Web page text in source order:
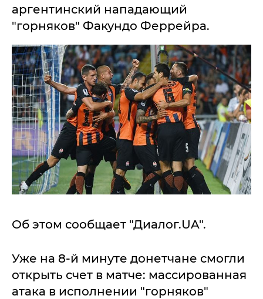
аргентинский нападающий
"горняков" Факундо Феррейра.
Об этом сообщает "Диалог.UA".
Уже на 8-й минуте донетчане смогли
открыть счет в матче: массированная
атака в исполнении "горняков"